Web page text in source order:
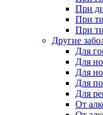
При
При
При
Другие
Для
Для
Для
Для
Для
От